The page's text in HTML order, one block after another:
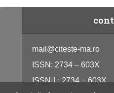
mail@citeste-ma.ro
ISSN: 2734 – 603X
ISSN-L: 2734 – 603X